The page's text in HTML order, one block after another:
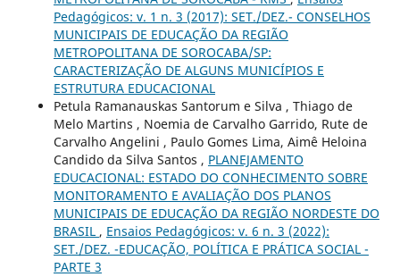
Pedagógicos: v. 1 n. 3 (2017): SET./DEZ.- CONSELHOS
MUNICIPAIS DE EDUCAÇÃO DA REGIÃO
METROPOLITANA DE SOROCABA/SP:
CARACTERIZAÇÃO DE ALGUNS MUNICÍPIOS E
ESTRUTURA EDUCACIONAL
Petula Ramanauskas Santorum e Silva , Thiago de
Melo Martins , Noemia de Carvalho Garrido, Rute de
Carvalho Angelini , Paulo Gomes Lima, Aimê Heloina
Candido da Silva Santos , PLANEJAMENTO
EDUCACIONAL: ESTADO DO CONHECIMENTO SOBRE
MONITORAMENTO E AVALIAÇÃO DOS PLANOS
MUNICIPAIS DE EDUCAÇÃO DA REGIÃO NORDESTE DO
BRASIL , Ensaios Pedagógicos: v. 6 n. 3 (2022):
SET./DEZ. -EDUCAÇÃO, POLÍTICA E PRÁTICA SOCIAL -
PARTE 3